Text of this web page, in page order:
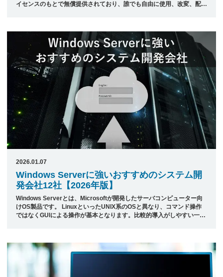
イセンスのもとで無償提供されており、誰でも自由に使用、改変、配布
PHPやPerl、Pythonなどのスクリプト言語をサポートしており、動的
コンテンツ生成にも対応しています。 Apacheは小規模な個人サイトか
ら大規模な商用サイトまで幅広い用途で利用 ...
2026.01.07
Windows Serverに強いおすすめのシステム開
発会社12社【2026年版】
Windows Serverとは、Microsoftが開発したサーバコンピューター向
けOS製品です。 LinuxといったUNIX系のOSと異なり、コマンド操作
ではなくGUIによる操作が基本となります。比較的導入がしやすい一方
ところを選ばないことには、セキュリティ面などに不安を残すこともあ
り、慎重に考えなければなりません。 本記事では、日本最大級のシス
テム開発会社ポータルサイト「発注ナビ」が厳選した、Win ...